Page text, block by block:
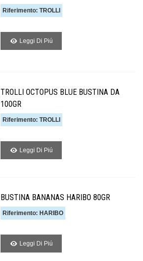
Riferimento: TROLLI
Leggi Di Piú
TROLLI OCTOPUS BLUE BUSTINA DA
100GR
Riferimento: TROLLI
Leggi Di Piú
BUSTINA BANANAS HARIBO 80GR
Riferimento: HARIBO
Leggi Di Piú